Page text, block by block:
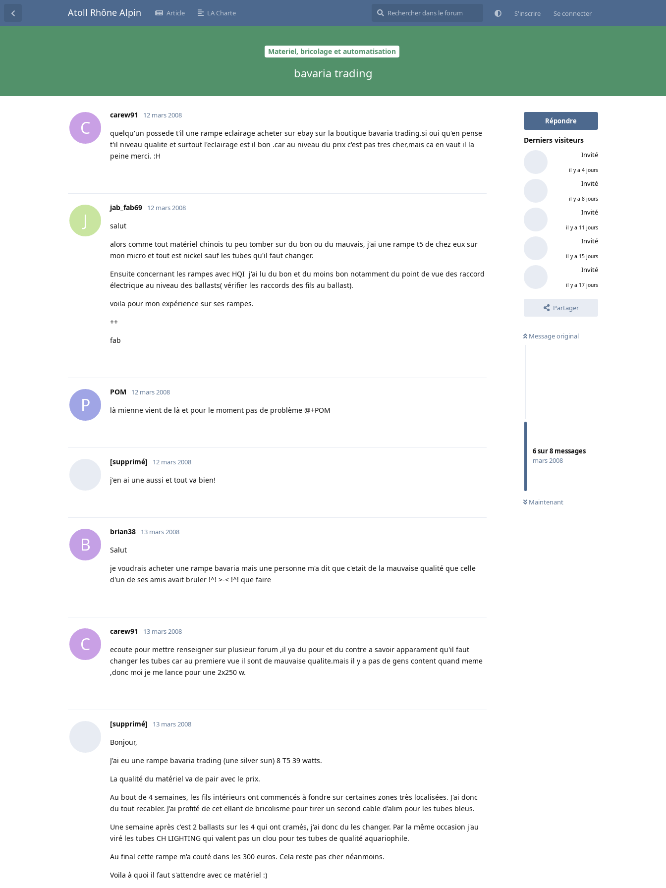
Atoll Rhône Alpin Article LA Charte S'inscrire Se connecter
Materiel, bricolage et automatisation
bavaria trading
Répondre
Derniers visiteurs
Invité
il y a 4 jours
Invité
il y a 8 jours
Invité
il y a 11 jours
Invité
il y a 15 jours
Invité
il y a 17 jours
Partager
Message original
6sur8 messages
mars 2008
Maintenant
C
carew91 12 mars 2008
quelqu'un possede t'il une rampe eclairage acheter sur ebay sur la boutique bavaria trading.si oui qu'en pense
t'il niveau qualite et surtout l'eclairage est il bon .car au niveau du prix c'est pas tres cher,mais ca en vaut il la
peine merci. :H
J
jab_fab69 12 mars 2008
salut
alors comme tout matériel chinois tu peu tomber sur du bon ou du mauvais, j'ai une rampe t5 de chez eux sur
mon micro et tout est nickel sauf les tubes qu'il faut changer.
Ensuite concernant les rampes avec HQI j'ai lu du bon et du moins bon notamment du point de vue des raccord
électrique au niveau des ballasts( vérifier les raccords des fils au ballast).
voila pour mon expérience sur ses rampes.
++
fab
P
POM 12 mars 2008
là mienne vient de là et pour le moment pas de problème @+POM
[supprimé] 12 mars 2008
j'en ai une aussi et tout va bien!
B
brian38 13 mars 2008
Salut
je voudrais acheter une rampe bavaria mais une personne m'a dit que c'etait de la mauvaise qualité que celle
d'un de ses amis avait bruler !^! >-< !^! que faire
C
carew91 13 mars 2008
ecoute pour mettre renseigner sur plusieur forum ,il ya du pour et du contre a savoir apparament qu'il faut
changer les tubes car au premiere vue il sont de mauvaise qualite.mais il y a pas de gens content quand meme
,donc moi je me lance pour une 2x250 w.
[supprimé] 13 mars 2008
Bonjour,
J'ai eu une rampe bavaria trading (une silver sun) 8 T5 39 watts.
La qualité du matériel va de pair avec le prix.
Au bout de 4 semaines, les fils intérieurs ont commencés à fondre sur certaines zones très localisées. J'ai donc
du tout recabler. J'ai profité de cet ellant de bricolisme pour tirer un second cable d'alim pour les tubes bleus.
Une semaine après c'est 2 ballasts sur les 4 qui ont cramés, j'ai donc du les changer. Par la même occasion j'au
viré les tubes CH LIGHTING qui valent pas un clou pour tes tubes de qualité aquariophile.
Au final cette rampe m'a couté dans les 300 euros. Cela reste pas cher néanmoins.
Voila à quoi il faut s'attendre avec ce matériel :)